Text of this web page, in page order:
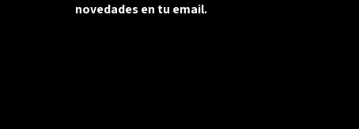
novedades en tu email.